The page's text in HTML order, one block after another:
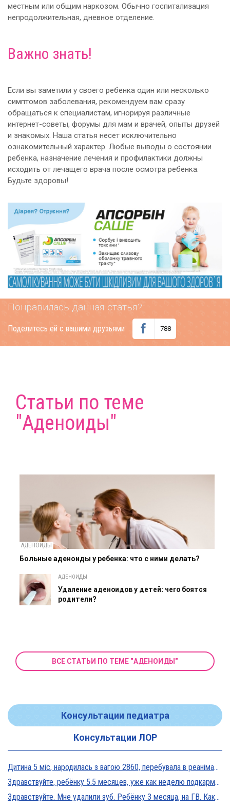
местным или общим наркозом. Обычно госпитализация
непродолжительная, дневное отделение.
Важно знать!
Если вы заметили у своего ребенка один или несколько
симптомов заболевания, рекомендуем вам сразу
обращаться к специалистам, игнорируя различные
интернет-советы, форумы для мам и врачей, опыты друзей
и знакомых. Наша статья несет исключительно
ознакомительный характер. Любые выводы о состоянии
ребенка, назначение лечения и профилактики должны
исходить от лечащего врача после осмотра ребенка.
Будьте здоровы!
Понравилась данная статья?
Поделитесь ей с вашими друзьями 788
Статьи по теме
"Аденоиды"
АДЕНОИДЫ
Больные аденоиды у ребенка: что с ними делать?
АДЕНОИДЫ
Удаление аденоидов у детей: чего боятся
родители?
ВСЕ СТАТЬИ ПО ТЕМЕ "АДЕНОИДЫ"
Консультации педиатра
Консультации ЛОР
Дитина 5 міс, народилась з вагою 2860, перебувала в реанімації у дуже тяжкому стані, діагноз Гіпоксична енцефалопатія 2 ст. На даний момент вага 5800, відмовляється від їжі, плаче близько 5 днів, періоди активності присутні, стул зі слизом зелений оформлений, на штучному вигодовуванні Нан безлактозний,за раз або з перервами з'їдає 90-120 мл. Прошу допомоги в даній ситуації?
Здравствуйте, ребёнку 5.5 месяцев, уже как неделю подкармливаю смесью, пробовали 3 вида нан, милупа и остановились на малютке премиум, только вчера появились красные пятна вокруг рта после кормления смесью, и мы опять попробовали милупа и нан, реакция осталась, что делать?
Здравствуйте. Мне удалили зуб. Ребёнку 3 месяца, на ГВ. Какие антибиотики можно принимать? Спасибо